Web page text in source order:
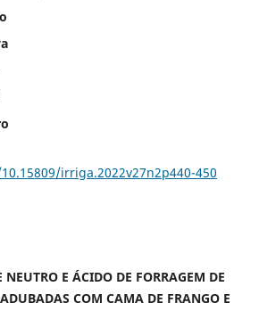
irriga.2022v27n2p440-450
NEUTRO E ÁCIDO DE FORRAGEM DE
COM CAMA DE FRANGO E